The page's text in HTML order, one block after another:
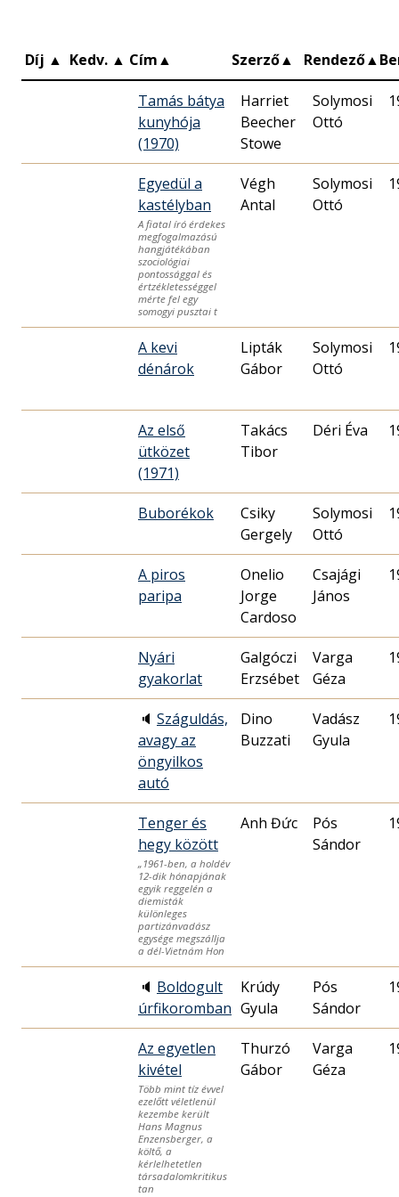
Díj ▲ Kedv. ▲ Cím▲ Szerző▲ Rendező▲
Tamás bátya
kunyhója
(1970)
Harriet
Beecher
Stowe
Solymosi
Ottó
Egyedül a
kastélyban
A fiatal író érdekes
megfogalmazású
hangjátékában
szociológiai
pontossággal és
értzékletességgel
mérte fel egy
somogyi pusztai t
Végh
Antal
Solymosi
Ottó
A kevi
dénárok
Lipták
Gábor
Solymosi
Ottó
Az első
ütközet
(1971)
Takács
Tibor
Déri Éva
Buborékok
Csiky
Gergely
Solymosi
Ottó
A piros
paripa
Onelio
Jorge
Cardoso
Csajági
János
Nyári
gyakorlat
Galgóczi
Erzsébet
Varga
Géza
🔈 Száguldás,
avagy az
öngyilkos
autó
Dino
Buzzati
Vadász
Gyula
Tenger és
hegy között
„1961-ben, a holdév
12-dik hónapjának
egyik reggelén a
diemisták
különleges
partizánvadász
egysége megszállja
a dél-Vietnám Hon
Anh Đức
Pós
Sándor
🔈 Boldogult
úrfikoromban
Krúdy
Gyula
Pós
Sándor
Az egyetlen
kivétel
Több mint tíz évvel
ezelőtt véletlenül
kezembe került
Hans Magnus
Enzensberger, a
költő, a
kérlelhetetlen
társadalomkritikus
tan
Thurzó
Varga
Géza